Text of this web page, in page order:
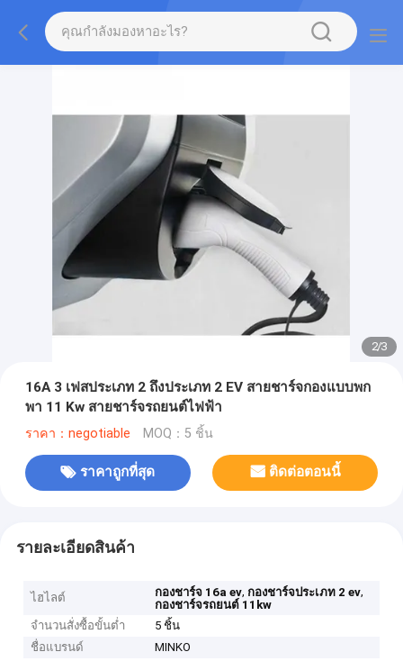
2/3
16A 3 เฟสประเภท 2 ถึงประเภท 2 EV สายชาร์จกองแบบพก
พา 11 Kw สายชาร์จรถยนต์ไฟฟ้า
ราคา：negotiable MOQ：5 ชิ้น
ราคาถูกที่สุด ติดต่อตอนนี้
รายละเอียดสินค้า
ไฮไลต์ กองชาร์จ 16a ev,กองชาร์จประเภท 2 ev,
กองชาร์จรถยนต์ 11kw
จำนวนสั่งซื้อขั้นต่ำ
5 ชิ้น
ชื่อแบรนด์
MINKO